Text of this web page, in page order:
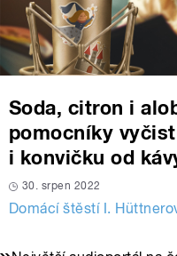
Soda, citron i
pomocníky
i konvičku od
30. srpen 2022
Domácí štěstí I.